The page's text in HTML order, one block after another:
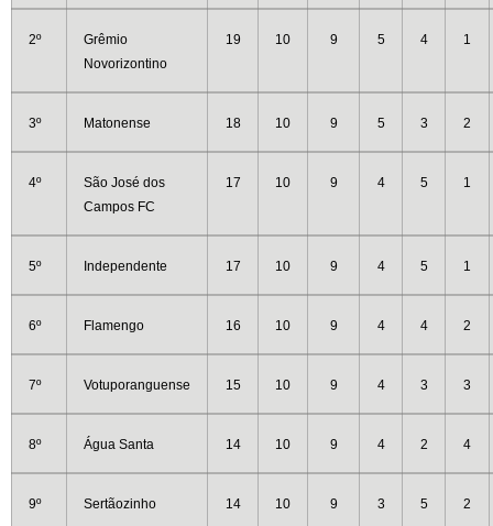
2º
Grêmio
Novorizontino
19 10 9 5 4 1
3º Matonense 18 10 9 5 3 2
4º
São José dos
Campos FC
17 10 9 4 5 1
5º Independente 17 10 9 4 5 1
6º Flamengo 16 10 9 4 4 2
7º Votuporanguense 15 10 9 4 3 3
8º Água Santa 14 10 9 4 2 4
9º Sertãozinho 14 10 9 3 5 2